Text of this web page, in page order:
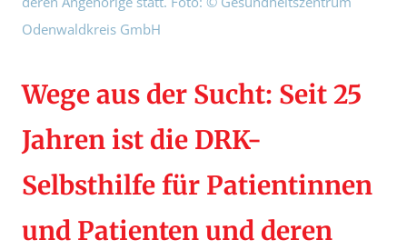
Odenwaldkreis GmbH
Wege aus der Sucht: Seit 25
Jahren ist die DRK-
Selbsthilfe für Patientinnen
und Patienten und deren